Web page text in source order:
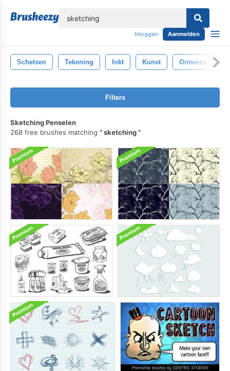
Inloggen Aanmelden
Schetsen Tekening Inkt Kunst Ontwerp
Filters
Sketching Penselen
268 free brushes matching
sketching